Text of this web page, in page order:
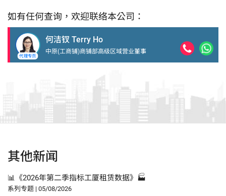
如有任何查询，欢迎联络本公司：
代理专页
何洁钗 Terry Ho
中原(工商铺)商铺部高级区域营业董事
其他新闻
📊《2026年第二季指标工厦租赁数据》🏭
系列专题 | 05/08/2026